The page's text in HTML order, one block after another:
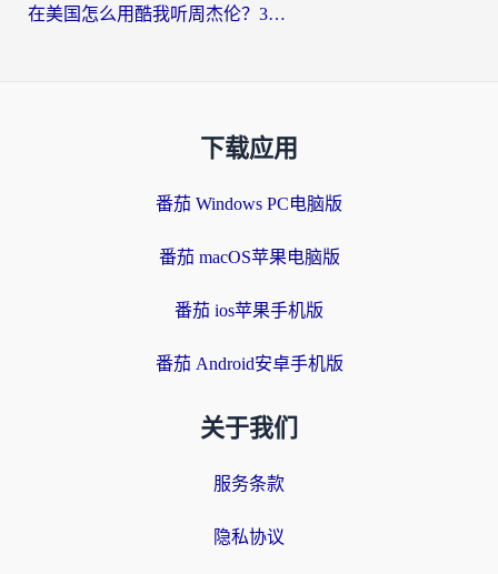
在美国怎么用酷我听周杰伦？3步搞定海外听歌难题
下载应用
番茄 Windows PC电脑版
番茄 macOS苹果电脑版
番茄 ios苹果手机版
番茄 Android安卓手机版
关于我们
服务条款
隐私协议